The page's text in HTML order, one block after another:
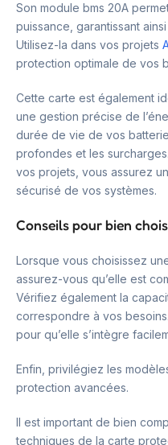
Son module bms 20A
puissance, garantissant
Utilisez-la dans vos projets
protection optimale de vos
Cette carte est également
une gestion précise de
durée de vie de vos
profondes et les
vos projets, vous assurez
sécurisé de vos systèmes.
Conseils pour bien
Lorsque vous choisissez
assurez-vous qu’elle est
Vérifiez également la
correspondre à vos
pour qu’elle s’intègre
Enfin, privilégiez les
protection avancées.
Il est important de bien
techniques de la carte